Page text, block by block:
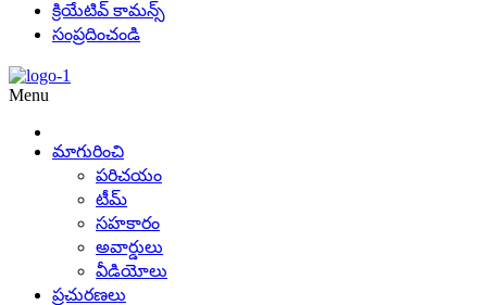
క్రియేటివ్ కామన్స్
సంప్రదించండి
Menu
మాగురించి
పరిచయం
టీమ్
సహకారం
అవార్డులు
వీడియోలు
ప్రచురణలు